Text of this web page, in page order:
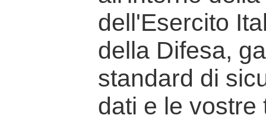
dell'Esercito
della Difesa,
standard di
dati e le vostre